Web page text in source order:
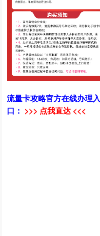
流量卡攻略官方在线办理入
口： >>> 点我直达 <<<